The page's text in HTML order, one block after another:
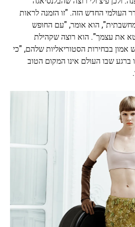
החדש הזה. "זו הזמנה לראות
הוא אומר, "עם החופש
את עצמך". הוא רוצה שקהילת
אמון בבחירות הסטוריאליות שלהם, "כי
ברגע שבו העולם אינו המקום הטוב